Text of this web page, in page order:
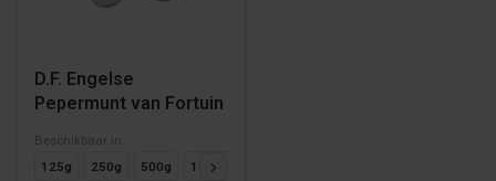
D.F. Engelse
Pepermunt van Fortuin
Beschikbaar in
125g
250g 500g 1000g